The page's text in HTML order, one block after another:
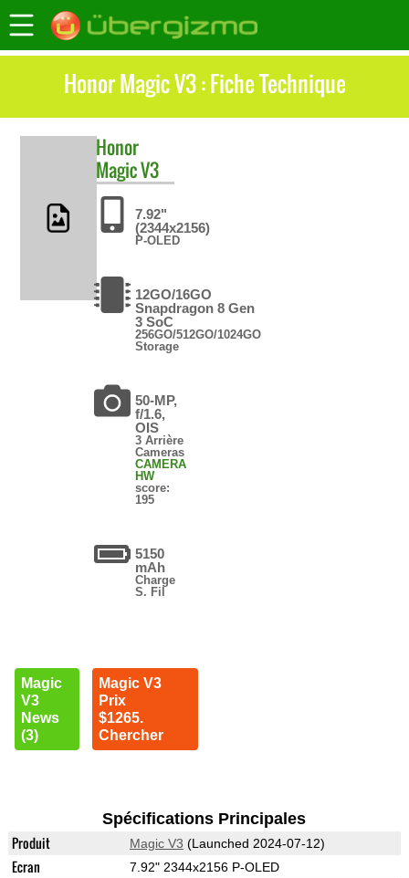
Honor Magic V3 : Fiche Technique
Honor
Magic V3
7.92"
(2344x2156)
P-OLED
12GO/16GO
Snapdragon 8 Gen
3 SoC
256GO/512GO/1024GO
Storage
50-MP,
f/1.6,
OIS
3 Arrière
Cameras
CAMERA
HW
score:
195
5150
mAh
Charge
S. Fil
Magic
V3
News
(3)
Magic V3
Prix
$1265.
Chercher
Spécifications Principales
Produit Magic V3 (Launched 2024-07-12)
Ecran 7.92" 2344x2156 P-OLED